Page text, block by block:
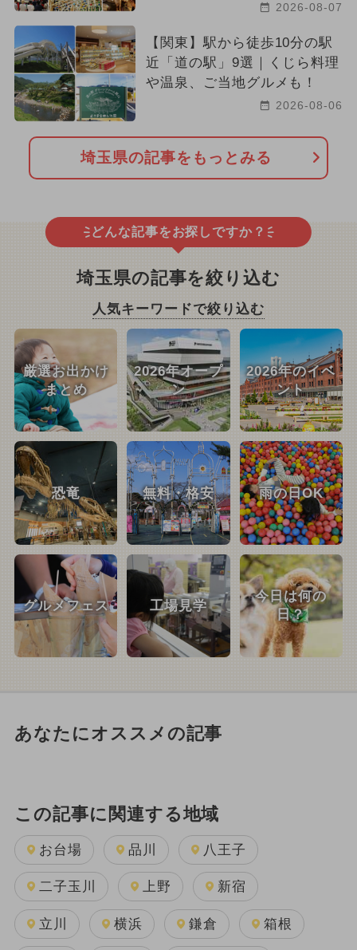
2026-08-07
【関東】駅から徒歩10分の駅
近「道の駅」9選｜くじら料理
や温泉、ご当地グルメも！
2026-08-06
埼玉県の記事をもっとみる
どんな記事をお探しですか？
埼玉県の記事を絞り込む
人気キーワードで絞り込む
厳選お出かけ
まとめ
2026年オープ
ン
2026年のイベ
ント
恐竜 無料・格安 雨の日OK
グルメフェス 工場見学
今日は何の
日？
あなたにオススメの記事
この記事に関連する地域
お台場 品川 八王子
二子玉川 上野 新宿
立川 横浜 鎌倉 箱根